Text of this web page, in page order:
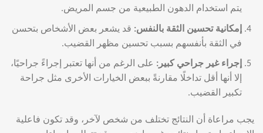
يتم استخدام الدهون الطبيعية من جسم المريض.
إمكانية تحسين الثقة بالنفس: قد يشعر بعض الأشخاص بتحسن
في الثقة بأنفسهم بسبب تحسين مظهر القضيب.
إجراء غير جراحي كبير: على الرغم من أنها تعتبر إجراءً جراحيًا،
إلا أنها أقل تداخلًا مقارنةً ببعض الخيارات الأخرى مثل جراحة
تكبير القضيب.
يجب مراعاة أن النتائج تختلف من شخص لآخر، وقد تكون فاعلية